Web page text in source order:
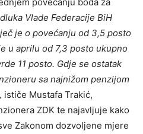
Vlade Federacije BiH
je o povećanju od 3,5 posto
u aprilu od 7,3 posto ukupno
11 posto. Gdje se ostatak
sa najnižom penzijom
ističe Mustafa Trakić,
ZDK te najavljuje kako
Zakonom dozvoljene mjere